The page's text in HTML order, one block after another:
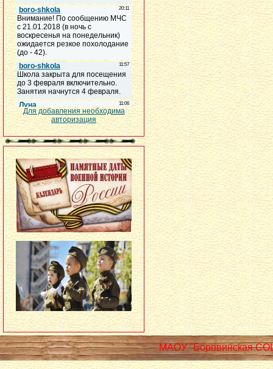
Для добавления необходима
авторизация
МАОУ "Боровинская